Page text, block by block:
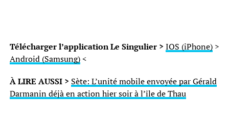
Télécharger l’application Le Singulier > IOS (iPhone)>
Android (Samsung)<
À LIRE AUSSI > Sète: L’unité mobile envoyée par Gérald
Darmanin déjà en action hier soir à l’île de Thau